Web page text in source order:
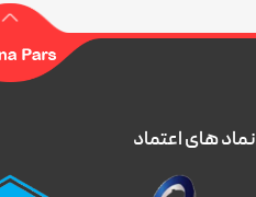
نماد های اعتماد